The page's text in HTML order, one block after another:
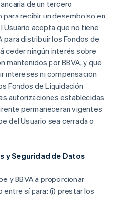
de un tercero
para recibir un desembolso en
Usuario acepta que no tiene
para distribuir los Fondos de
ceder ningún interés sobre
mantenidos por BBVA, y que
intereses ni compensación
Fondos de Liquidación
autorizaciones establecidas
permanecerán vigentes
del Usuario sea cerrada o
y Seguridad de Datos
y BBVA a proporcionar
entre sí para: (i) prestar los